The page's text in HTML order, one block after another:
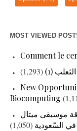
MOST VIEWED
Comment le
(1)
(1,293)
New
Biocomputing
موسيقى ميتال
السّعودية (1,050)